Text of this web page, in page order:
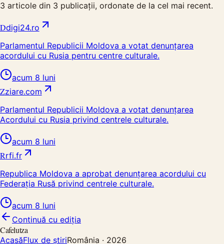
3 articole din 3 publicații, ordonate de la cel mai recent.
Ddigi24.ro
Parlamentul Republicii Moldova a votat denunțarea
acordului cu Rusia pentru centre culturale.
acum 8 luni
Zziare.com
Parlamentul Republicii Moldova a votat denunțarea
Acordului cu Rusia privind centrele culturale.
acum 8 luni
Rrfi.fr
Republica Moldova a aprobat denunțarea acordului cu
Federația Rusă privind centrele culturale.
acum 8 luni
Continuă cu ediția
Cafelutza
AcasăFlux de știriRomânia · 2026